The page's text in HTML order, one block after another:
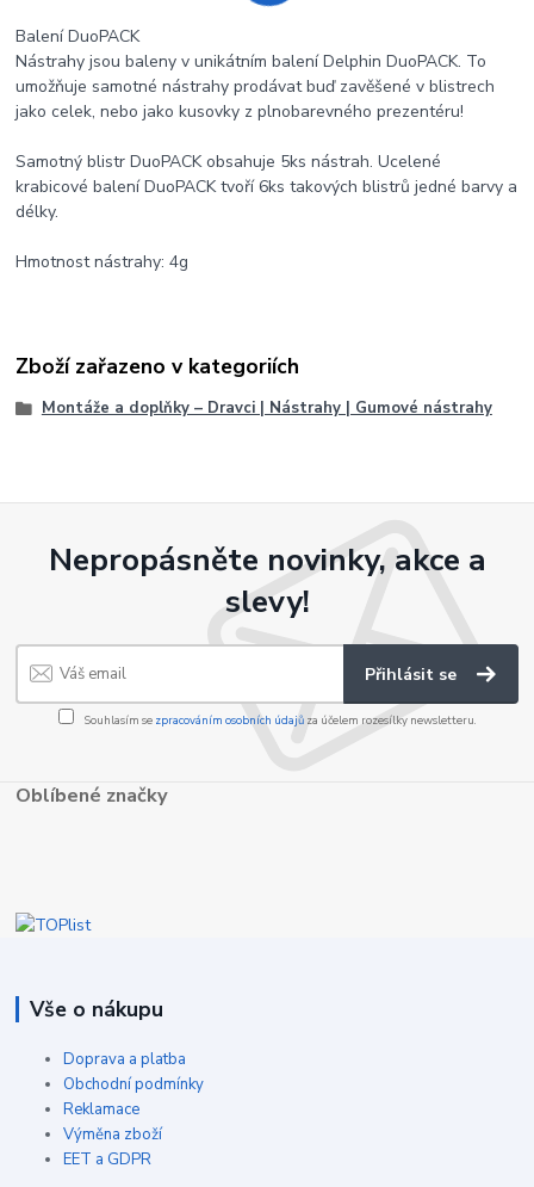
Balení DuoPACK
Nástrahy jsou baleny v unikátním balení Delphin DuoPACK. To
umožňuje samotné nástrahy prodávat buď zavěšené v blistrech
jako celek, nebo jako kusovky z plnobarevného prezentéru!
Samotný blistr DuoPACK obsahuje 5ks nástrah. Ucelené
krabicové balení DuoPACK tvoří 6ks takových blistrů jedné barvy a
délky.
Hmotnost nástrahy: 4g
Zboží zařazeno v kategoriích
Montáže a doplňky – Dravci | Nástrahy | Gumové nástrahy
Nepropásněte novinky, akce a
slevy!
Přihlásit se
Souhlasím se zpracováním osobních údajůza účelem rozesílky newsletteru.
Oblíbené značky
Vše o nákupu
Doprava a platba
Obchodní podmínky
Reklamace
Výměna zboží
EET a GDPR